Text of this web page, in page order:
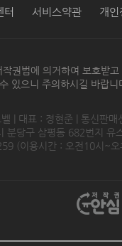
터 서비스약관 개인
권법에 의거하여 보호받
있으니 주의하시길 바랍니
| 대표 : 정현준 | 통신판
분당구 삼평동 682번지
(이용시간 : 오전10시~